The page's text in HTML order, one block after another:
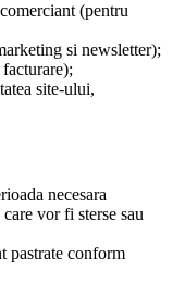
(pentru
si newsletter);
site-ului,
necesara
vor fi sterse sau
pastrate conform